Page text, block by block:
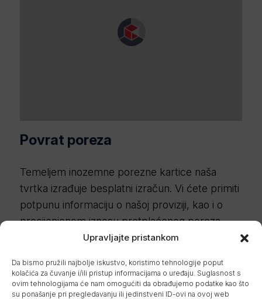
Upravljajte pristankom
Da bismo pružili najbolje iskustvo, koristimo tehnologije poput
kolačića za čuvanje i/ili pristup informacijama o uređaju. Suglasnost s
ovim tehnologijama će nam omogućiti da obrađujemo podatke kao što
su ponašanje pri pregledavanju ili jedinstveni ID-ovi na ovoj web
Povrat poreza
Temeljem inozemne porezne kartice naša
tvrtka izrađuje besplatni izračun. Vi ćete primiti
potpunu informaciju o našoj proviziji, kao i o
procijenjenom iznosu pretplaćenog poreza.